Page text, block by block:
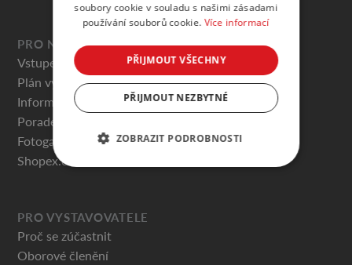
PRO NÁVŠTĚVNÍKY
Vstupenky
Plán výstaviště
Informace pro návštěvníky
Poradenská centra
Fotogalerie
Shopex.cz
PRO VYSTAVOVATELE
Proč se zúčastnit
Oborové členění
soubory cookie v souladu s našimi zásadami
používání souborů cookie. Více informací
PŘIJMOUT VŠECHNY
PŘIJMOUT NEZBYTNÉ
ZOBRAZIT PODROBNOSTI